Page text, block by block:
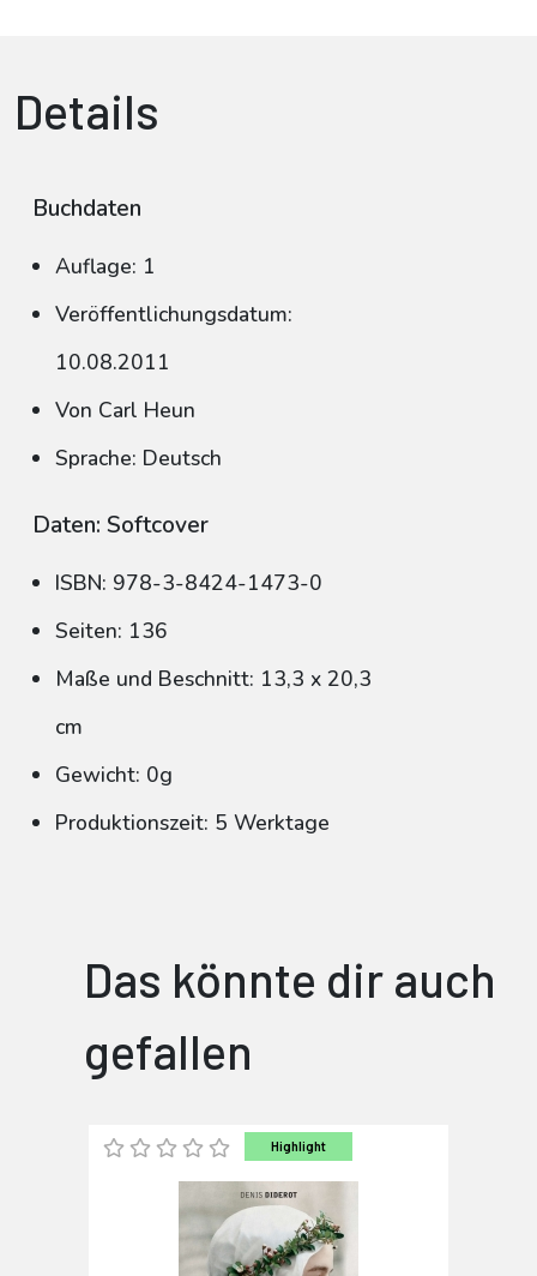
Details
Buchdaten
Auflage: 1
Veröffentlichungsdatum:
10.08.2011
Von Carl Heun
Sprache: Deutsch
Daten: Softcover
ISBN: 978-3-8424-1473-0
Seiten: 136
Maße und Beschnitt: 13,3 x 20,3
cm
Gewicht: 0g
Produktionszeit: 5 Werktage
Das könnte dir auch
gefallen
Highlight